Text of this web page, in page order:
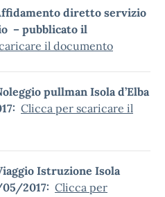
diretto servizio
– pubblicato il
il documento
pullman Isola d’Elba
Clicca per scaricare il
Istruzione Isola
2017: Clicca per